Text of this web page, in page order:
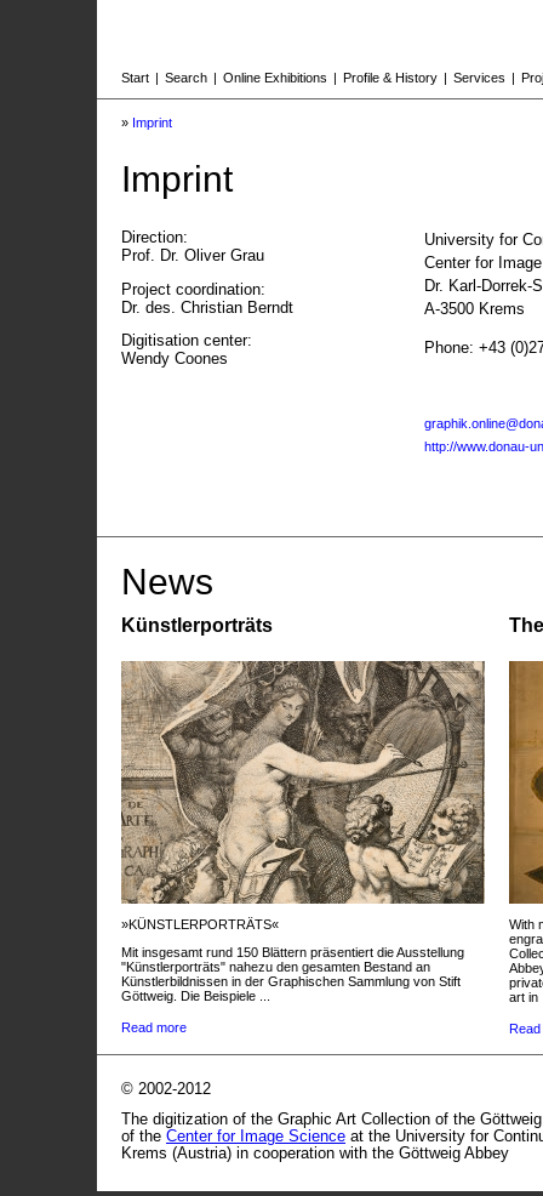
Start | Search | Online Exhibitions | Profile & History | Services |
» Imprint
Imprint
Direction:
Prof. Dr. Oliver Grau
Project coordination:
Dr. des. Christian Berndt
Digitisation center:
Wendy Coones
University for
Center for
Dr. Karl-Dorrek-
A-3500 Krems
Phone: +43
http://www.donau-
News
Künstlerporträts
»KÜNSTLERPORTRÄTS«
Mit insgesamt rund 150 Blättern präsentiert die Ausstellung
"Künstlerporträts" nahezu den gesamten Bestand an
Künstlerbildnissen in der Graphischen Sammlung von Stift
Göttweig. Die Beispiele ...
Read more
With
art in
© 2002-2012
The digitization of the Graphic Art Collection of the
of the Center for Image Science at the University for
Krems (Austria) in cooperation with the Göttweig Abbey